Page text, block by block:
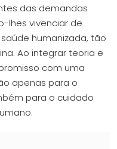
das demandas
lhes vivenciar de
humanizada, tão
Ao integrar teoria e
com uma
apenas para o
para o cuidado